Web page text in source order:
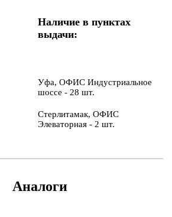
Наличие в пунктах
выдачи:
Уфа, ОФИС Индустриальное
шоссе - 28 шт.
Стерлитамак, ОФИС
Элеваторная - 2 шт.
Аналоги